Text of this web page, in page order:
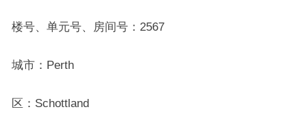
楼号、单元号、房间号：2567
城市：Perth
区：Schottland